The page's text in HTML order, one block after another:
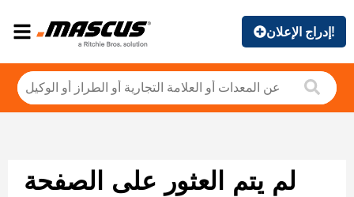
إدراج الإعلان!
لم يتم العثور على الصفحة